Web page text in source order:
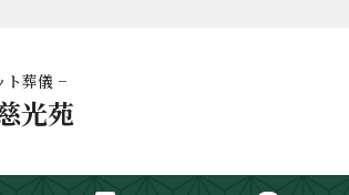
ト葬儀 −
光苑